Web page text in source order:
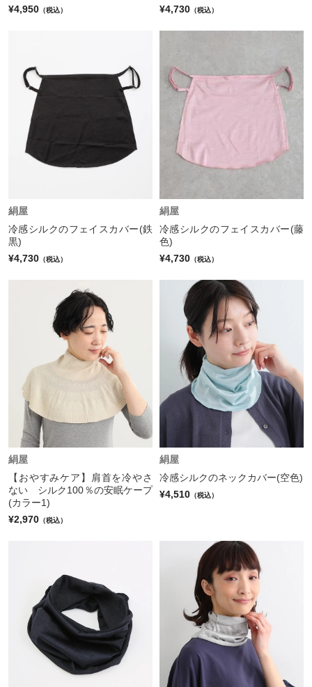
¥4,950 （税込）
¥4,730 （税込）
絹屋
冷感シルクのフェイスカバー(鉄
黒)
¥4,730 （税込）
絹屋
冷感シルクのフェイスカバー(藤
色)
¥4,730 （税込）
絹屋
【おやすみケア】肩首を冷やさ
ない シルク100％の安眠ケープ
(カラー1)
¥2,970 （税込）
絹屋
冷感シルクのネックカバー(空色)
¥4,510 （税込）